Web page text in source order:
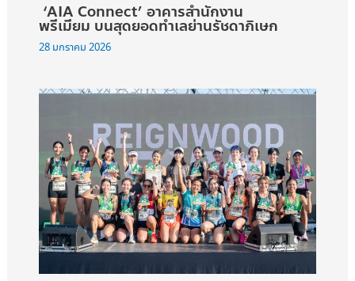
‘AIA Connect’ อาคารสำนักงาน
พรีเมียม บนสุดยอดทำเลย่านรัชดาภิเษก
28 มกราคม 2026